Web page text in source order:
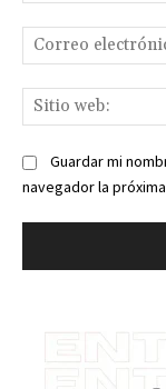
Guardar mi
navegador la